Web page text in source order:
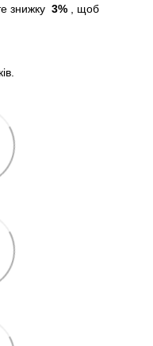
знижку 3% , щоб